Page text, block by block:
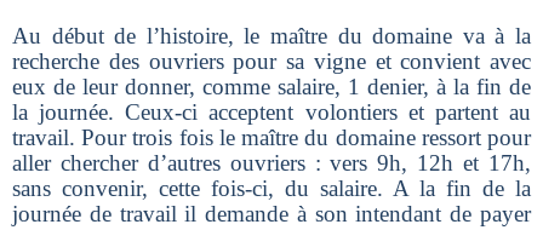
Au début de l’histoire, le maître du domaine va à la
recherche des ouvriers pour sa vigne et convient avec
eux de leur donner, comme salaire, 1 denier, à la fin de
la journée. Ceux-ci acceptent volontiers et partent au
travail. Pour trois fois le maître du domaine ressort pour
aller chercher d’autres ouvriers : vers 9h, 12h et 17h,
sans convenir, cette fois-ci, du salaire. A la fin de la
journée de travail il demande à son intendant de payer